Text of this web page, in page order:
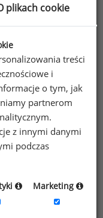
plikach cookie
treści
i
o tym, jak
partnerom
z innymi danymi
podczas
Marketing